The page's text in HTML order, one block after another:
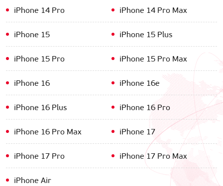
iPhone 14 Pro iPhone 14 Pro Max
iPhone 15 iPhone 15 Plus
iPhone 15 Pro iPhone 15 Pro Max
iPhone 16 iPhone 16e
iPhone 16 Plus iPhone 16 Pro
iPhone 16 Pro Max iPhone 17
iPhone 17 Pro iPhone 17 Pro Max
iPhone Air